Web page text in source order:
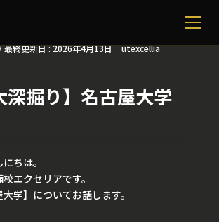
最終更新日 :2026年4月13日 utexcellia
深掘り】名古屋大学
ちは。
エクセリアです。
学】についてお話します。